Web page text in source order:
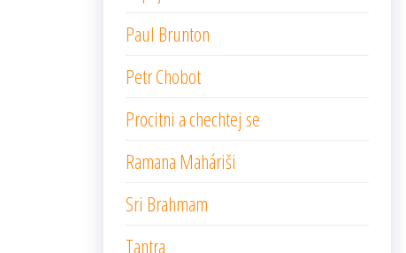
Paul Brunton
Petr Chobot
Procitni a chechtej se
Ramana Maháriši
Sri Brahmam
Tantra